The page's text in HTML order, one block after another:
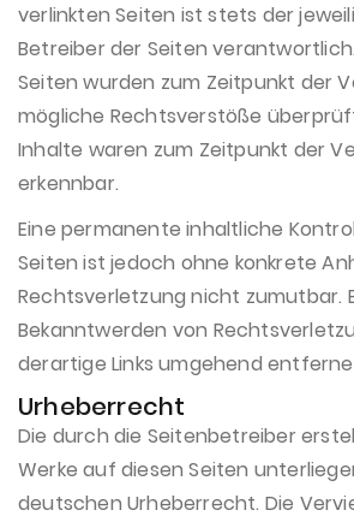
verlinkten Seiten ist stets der
Betreiber der Seiten
Seiten wurden zum Zeitpunkt der
mögliche Rechtsverstöße
Inhalte waren zum Zeitpunkt der
erkennbar.
Eine permanente inhaltliche
Seiten ist jedoch ohne konkrete
Rechtsverletzung nicht zumutbar.
Bekanntwerden von
derartige Links umgehend
Urheberrecht
Die durch die Seitenbetreiber
Werke auf diesen Seiten
deutschen Urheberrecht. Die